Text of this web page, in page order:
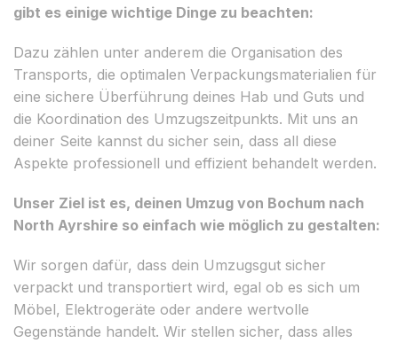
gibt es einige wichtige Dinge zu beachten:
Dazu zählen unter anderem die Organisation des
Transports, die optimalen Verpackungsmaterialien für
eine sichere Überführung deines Hab und Guts und
die Koordination des Umzugszeitpunkts. Mit uns an
deiner Seite kannst du sicher sein, dass all diese
Aspekte professionell und effizient behandelt werden.
Unser Ziel ist es, deinen Umzug von Bochum nach
North Ayrshire so einfach wie möglich zu gestalten:
Wir sorgen dafür, dass dein Umzugsgut sicher
verpackt und transportiert wird, egal ob es sich um
Möbel, Elektrogeräte oder andere wertvolle
Gegenstände handelt. Wir stellen sicher, dass alles